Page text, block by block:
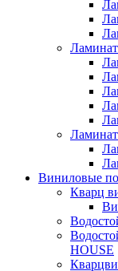
Виниловые
Кварц
HOUSE